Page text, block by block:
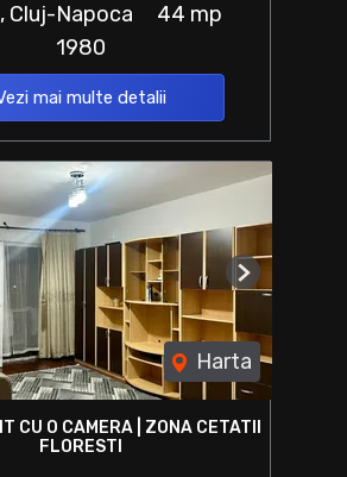
Cluj-Napoca
44 mp
1980
mai multe detalii
Harta
Next
CU O CAMERA | ZONA CETATII
FLORESTI